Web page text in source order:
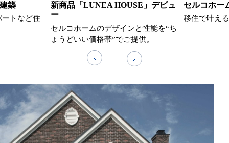
築
トなど住
新商品「LUNEA HOUSE」デビュ
ー
セルコホームのデザインと性能を“ち
ょうどいい価格帯”でご提供。
セルコホー
移住で叶え